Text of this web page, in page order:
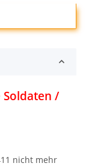
Soldaten /
nicht mehr